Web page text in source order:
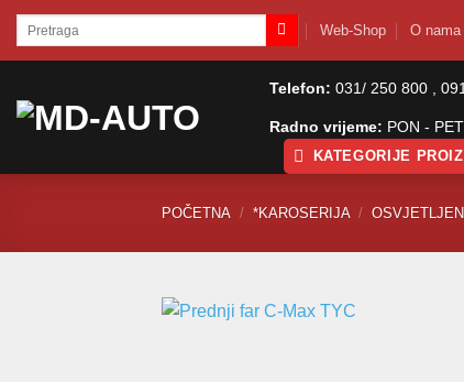
SkipPretraži: Web-Shop O nama
Telefon: 031/ 250 800 ,
Radno vrijeme: PON -
KATEGORIJE
POČETNA / *KAROSERIJA /